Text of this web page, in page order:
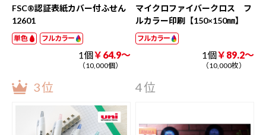
FSC®認証表紙カバー付ふせん
12601
単色 フルカラー
1個￥64.9～
（10,000個）
マイクロファイバークロス フ
ルカラー印刷【150×150㎜】
フルカラー
1個￥89.2～
（10,000枚）
3位 4位